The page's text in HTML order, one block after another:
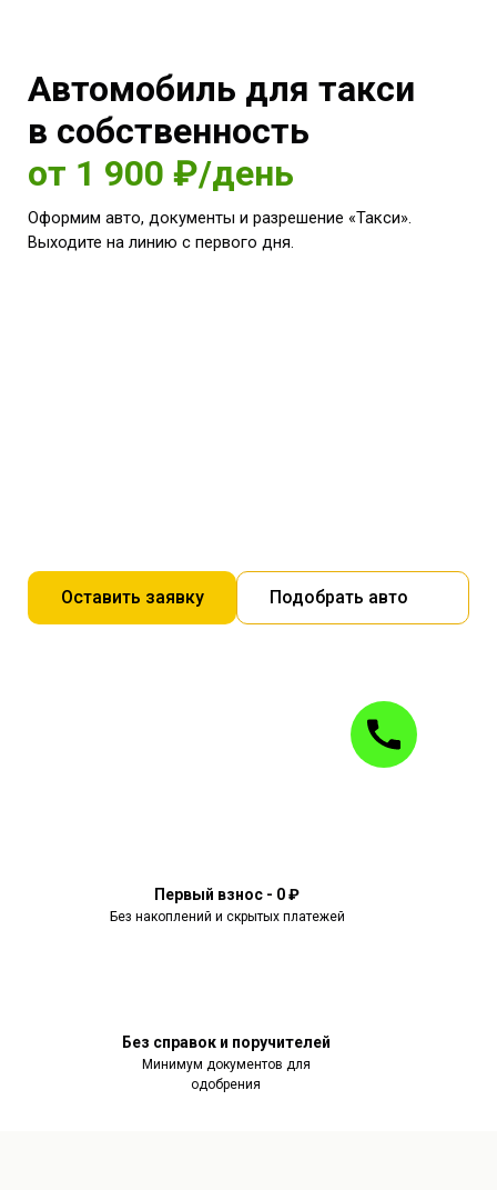
Автомобиль для такси
в собственность
от 1 900 ₽/день
Оформим авто, документы и разрешение «Такси».
Выходите на линию с первого дня.
Оставить заявку Подобрать авто
Без справок и поручителей
Минимум документов для
одобрения
Первый взнос - 0 ₽
Без накоплений и скрытых платежей